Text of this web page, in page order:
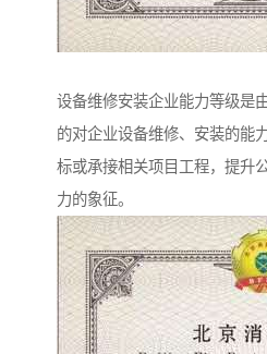
设备维修安装企业能力等级是
的对企业设备维修、安装的能
标或承接相关项目工程，提升
力的象征。